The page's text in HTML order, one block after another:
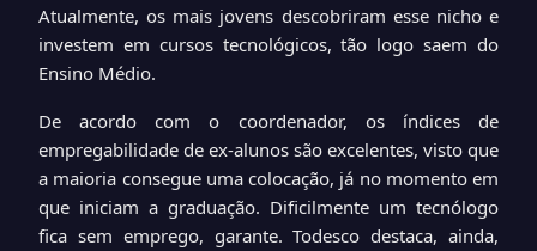
Atualmente, os mais jovens descobriram esse nicho e
investem em cursos tecnológicos, tão logo saem do
Ensino Médio.
De acordo com o coordenador, os índices de
empregabilidade de ex-alunos são excelentes, visto que
a maioria consegue uma colocação, já no momento em
que iniciam a graduação. Dificilmente um tecnólogo
fica sem emprego, garante. Todesco destaca, ainda,